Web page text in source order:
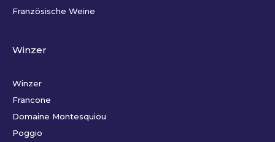
Französische Weine
Winzer
Winzer
Francone
Domaine Montesquiou
Poggio